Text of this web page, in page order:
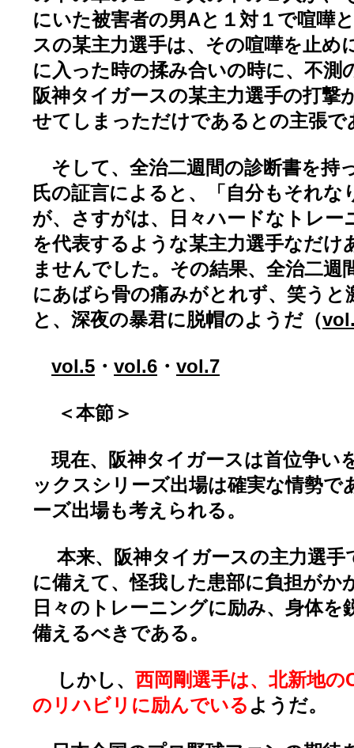
にいた被害者の男Aと１対１で喧嘩
スの某主力選手は、その喧嘩を止め
に入った時の揉み合いの時に、不測
阪神タイガースの某主力選手の打撃
せてしまっただけであるとの主張で
そして、全治二週間の診断書を持
氏の証言によると、「自分もそれな
が、さすがは、日々ハードなトレー
を代表するような某主力選手なだけ
ませんでした。その結果、全治二週
にあばら骨の痛みがとれず、笑うと
と、深夜の暴君に脱帽のようだ（
vol.5 ・ vol.6 ・ vol.7
＜本節＞
現在、阪神タイガースは首位争い
ックスシリーズ出場は確実な情勢で
ーズ出場も考えられる。
本来、阪神タイガースの主力選手
に備えて、怪我した患部に負担がか
日々のトレーニングに励み、身体を
備えるべきである。
しかし、 西岡剛選手は、北新地
のリハビリに励んでいる ようだ。